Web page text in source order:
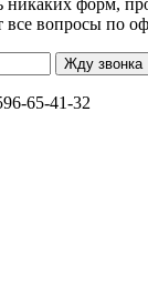
форм,
все вопросы по
65-41-32